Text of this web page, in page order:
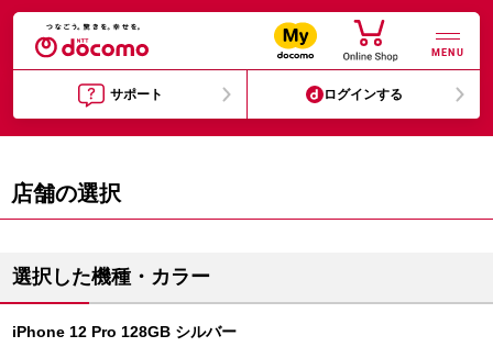
MENU
サポート ログインする
店舗の選択
選択した機種・カラー
iPhone 12 Pro 128GB シルバー